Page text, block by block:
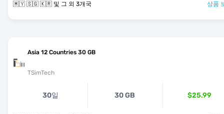
🇲🇾 🇸🇬 🇰🇷 및 그 외 3개국 상품
Asia 12 Countries 30 GB
TSimTech
30일 30 GB $25.99